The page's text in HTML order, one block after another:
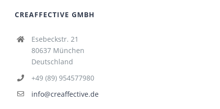
CREAFFECTIVE GMBH
Esebeckstr. 21
80637 München
Deutschland
+49 (89) 954577980
info@creaffective.de